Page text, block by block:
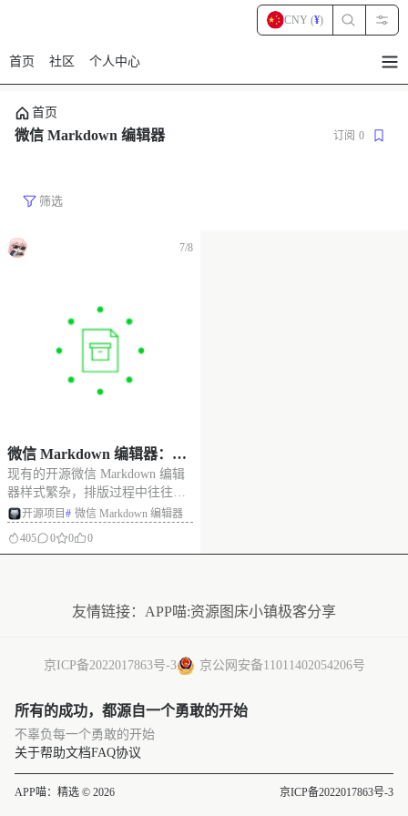
首页 社区 个人中心
CNY (¥)
首页
微信 Markdown 编辑器 订阅 0
筛选
7/8
微信 Markdown 编辑器：助
力排版微信公众号文章，在
线微信 Markdown 编辑器
现有的开源微信 Markdown 编辑
器样式繁杂，排版过程中往往需
要额外调整，影响使用效率。微
现了让编辑更加简洁、流畅，可
Markdown 编
开源项目 # 微信 Markdown 编辑器
405
0 0 0
友情链接： APP喵:资源 图床小镇极客分享
京ICP备2022017863号-3 京公网安备11011402054206号
所有的成功，都源自一个勇敢的开始
不辜负每一个勇敢的开始
关于帮助文档FAQ协议
APP喵：精选 © 2026 京ICP备2022017863号-3